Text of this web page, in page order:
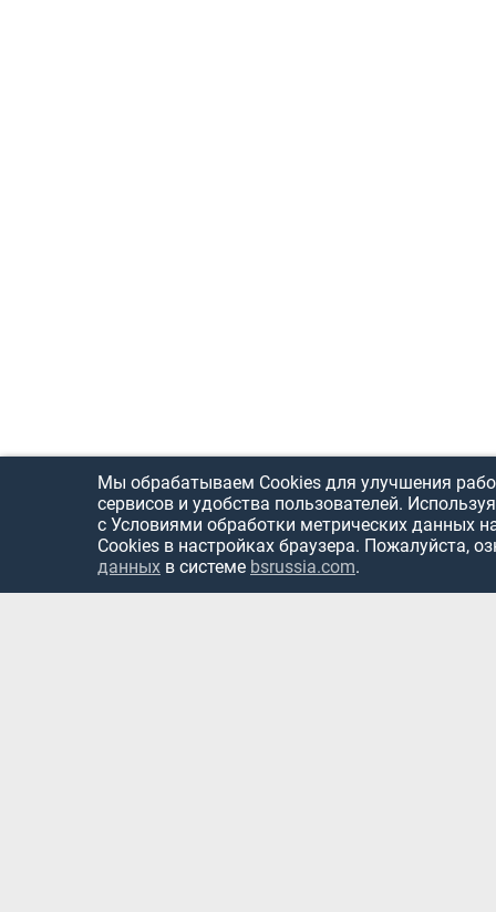
Мы обрабатываем Cookies для улучшения
сервисов и удобства пользователей.
с Условиями обработки метрических данных
Cookies в настройках браузера. Пожалуйста,
данных в системе bsrussia.com.